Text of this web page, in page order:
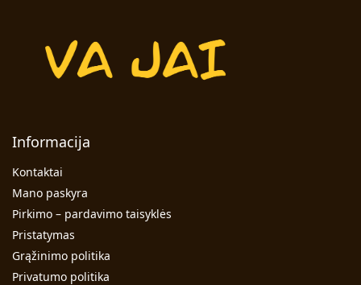
Informacija
Kontaktai
Mano paskyra
Pirkimo – pardavimo taisyklės
Pristatymas
Grąžinimo politika
Privatumo politika